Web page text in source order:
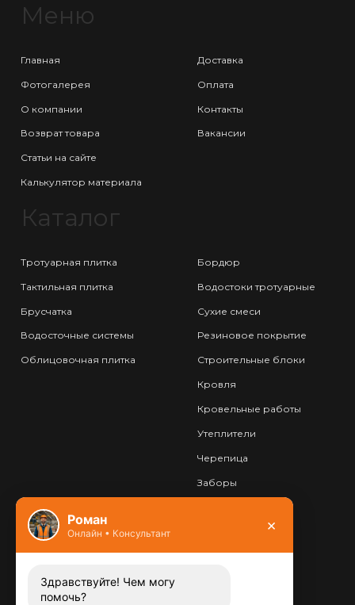
Меню
Главная
Фотогалерея
О компании
Возврат товара
Статьи на сайте
Калькулятор материала
Доставка
Оплата
Контакты
Вакансии
Каталог
Тротуарная плитка
Тактильная плитка
Брусчатка
Водосточные системы
Облицовочная плитка
Бордюр
Водостоки тротуарные
Сухие смеси
Резиновое покрытие
Строительные блоки
Кровля
Кровельные работы
Утеплители
Черепица
Заборы
Контакты
Заказать звонок
Роман
Онлайн • Консультант ×
Здравствуйте! Чем могу
помочь?